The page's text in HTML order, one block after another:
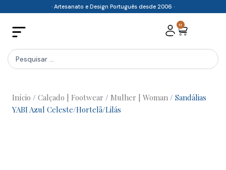
content
· Artesanato e Design Português desde 2006 ·
0
Cart
Search
...
Início / Calçado | Footwear / Mulher | Woman / Sandálias
YABI Azul Celeste/Hortelã/Lilás